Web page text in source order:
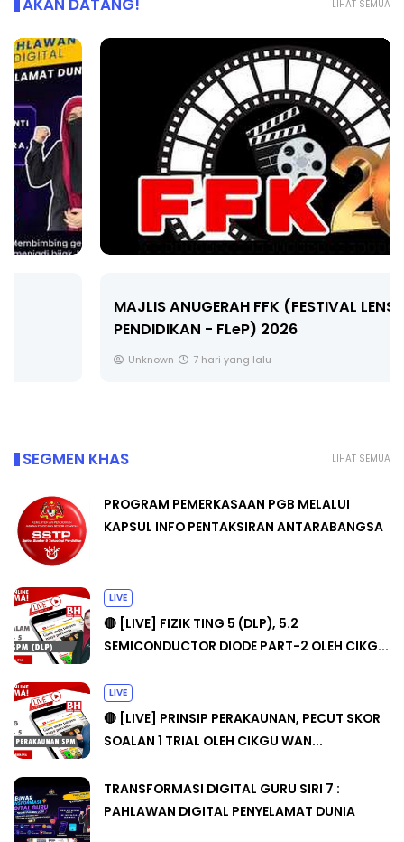
LIHAT SEMUA
AKAN DATANG!
MAJLIS ANUGERAH FFK (FESTIVAL LENSA
PENDIDIKAN - FLeP) 2026
7 hari yang lalu
LIHAT SEMUA
SEGMEN KHAS
PROGRAM PEMERKASAAN PGB MELALUI
KAPSUL INFO PENTAKSIRAN ANTARABANGSA
LIVE
🔴 [LIVE] FIZIK TING 5 (DLP), 5.2
SEMICONDUCTOR DIODE PART-2 OLEH CIKG...
LIVE
🔴 [LIVE] PRINSIP PERAKAUNAN, PECUT SKOR
SOALAN 1 TRIAL OLEH CIKGU WAN...
TRANSFORMASI DIGITAL GURU SIRI 7 :
PAHLAWAN DIGITAL PENYELAMAT DUNIA